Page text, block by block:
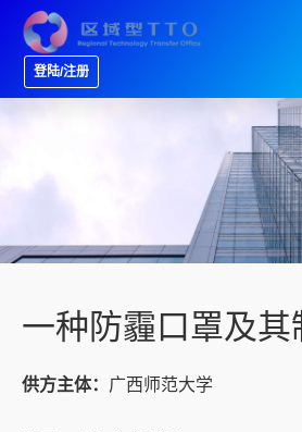
登陆/注册
一种防霾口罩及其
供方主体： 广西师范大学